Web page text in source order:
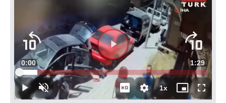
Duraklat
Sesi
Aç
Süre
0:00 Toplam
Süre
1:29
Yüklendi:
9.71%
1xOynatma
Hızı
Mini
oynatıcı
Tam
Ekran